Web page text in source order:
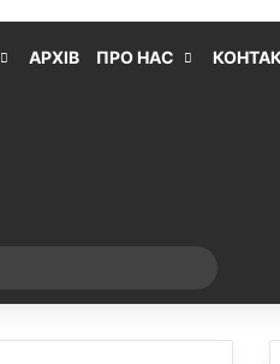
АРХІВ ПРО НАС
стаття